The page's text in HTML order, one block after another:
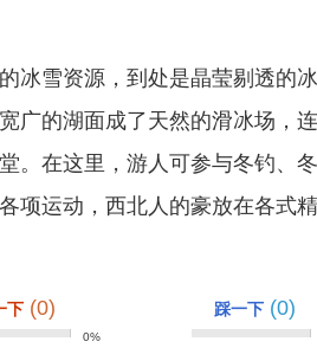
冰雪资源，到处是晶莹剔透的
广的湖面成了天然的滑冰场，
。在这里，游人可参与冬钓、
项运动，西北人的豪放在各式
下 (0)
0%
踩一下 (0)